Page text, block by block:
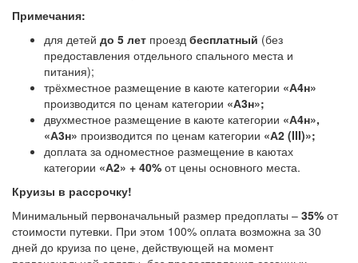
Примечания:
для детей до 5 лет проезд бесплатный (без
предоставления отдельного спального места и
питания);
трёхместное размещение в каюте категории «А4н»
производится по ценам категории «А3н»;
двухместное размещение в каюте категории «А4н»,
«А3н» производится по ценам категории «А2 (III)»;
доплата за одноместное размещение в каютах
категории «А2» + 40% от цены основного места.
Круизы в рассрочку!
Минимальный первоначальный размер предоплаты – 35% от
стоимости путевки. При этом 100% оплата возможна за 30
дней до круиза по цене, действующей на момент